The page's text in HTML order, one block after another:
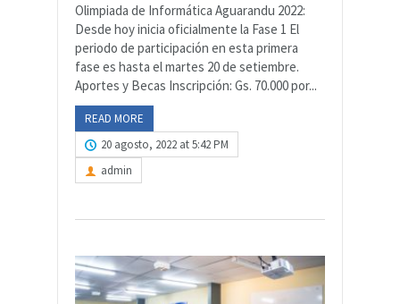
Olimpiada de Informática Aguarandu 2022:
Desde hoy inicia oficialmente la Fase 1 El
periodo de participación en esta primera
fase es hasta el martes 20 de setiembre.
Aportes y Becas Inscripción: Gs. 70.000 por...
READ MORE
20 agosto, 2022 at 5:42 PM
admin